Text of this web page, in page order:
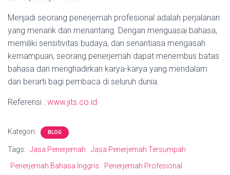
Menjadi seorang penerjemah profesional adalah perjalanan
yang menarik dan menantang. Dengan menguasai bahasa,
memiliki sensitivitas budaya, dan senantiasa mengasah
kemampuan, seorang penerjemah dapat menembus batas
bahasa dan menghadirkan karya-karya yang mendalam
dan berarti bagi pembaca di seluruh dunia.
Referensi : www.jits.co.id
Kategori: BLOG
Tags: Jasa Penerjemah
Jasa Penerjemah Tersumpah
Penerjemah Bahasa Inggris
Penerjemah Profesional